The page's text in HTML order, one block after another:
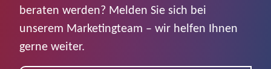
beraten werden? Melden Sie sich bei
unserem Marketingteam – wir helfen Ihnen
gerne weiter.